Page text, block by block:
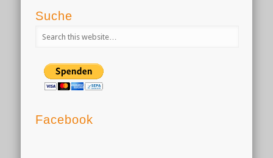
Suche
Facebook